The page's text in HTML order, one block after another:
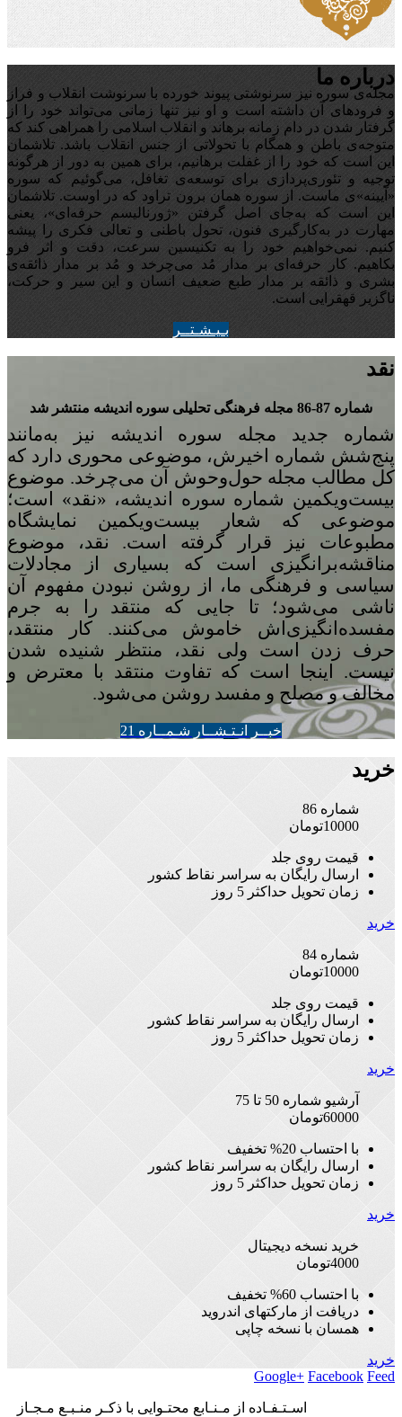
درباره ما
مجله‌ی سوره نیز سرنوشتی پیوند خورده با سرنوشت انقلاب و فراز
و فرودهای آن داشته است و او نیز تنها زمانی می‌تواند خود را از
گرفتار شدن در دام زمانه برهاند و انقلاب اسلامی را همراهی کند که
متوجه‌ی باطن و همگام با تحولاتی از جنس انقلاب باشد. تلاشمان
این است که خود را از غفلت برهانیم، برای همین به دور از هرگونه
توجیه‌ و تئوری‌پردازی برای توسعه‌ی تغافل،‌ می‌گوئیم که سوره
«آیینه‌»ی ماست. از سوره همان برون تراود که در اوست. تلاشمان
این است که به‌جای اصل گرفتن «ژورنالیسم حرفه‌ای»، یعنی
مهارت در به‌کارگیری فنون، تحول باطنی و تعالی فکری را پیشه
کنیم. نمی‌خواهیم خود را به تکنیسین سرعت، دقت و اثر فرو
بکاهیم. کار حرفه‌ای بر مدار مُد می‌چرخد و مُد بر مدار ذائقه‌ی
بشری و ذائقه بر مدار طبع ضعیف انسان و این سیر و حرکت،
ناگزیر قهقرایی است.
بـيـشـتــر
نقد
شماره 87-86 مجله‌ فرهنگی تحلیلی سوره‌ اندیشه منتشر شد
شماره‌ جدید مجله سوره اندیشه نیز به‌مانند
پنجشش شماره‌ اخیرش، موضوعی محوری دارد که
کل مطالب مجله حول‌وحوش آن می‌چرخد. موضوع
بیست‌ویکمین شماره‌ سوره‌ اندیشه، «نقد» است؛
موضوعی که شعار بیست‌ویکمین نمایشگاه
مطبوعات نیز قرار گرفته است. نقد، موضوع
مناقشه‌برانگیزی است که بسیاری از مجادلات
سیاسی و فرهنگی ما، از روشن نبودن مفهوم آن
ناشی می‌شود؛ تا جایی که منتقد را به جرم
مفسده‌انگیزی‌اش خاموش می‌کنند. کار منتقد،
حرف زدن است ولی نقد، منتظر شنیده شدن
نیست. اینجا است که تفاوت منتقد با معترض و
مخالف و مصلح و مفسد روشن می‌شود.
خبــر انـتـشــار شـمــاره 21
خرید
شماره 86
10000تومان
قیمت روی جلد
ارسال رایگان به سراسر نقاط کشور
زمان تحویل حداکثر 5 روز
خرید
شماره 84
10000تومان
قیمت روی جلد
ارسال رایگان به سراسر نقاط کشور
زمان تحویل حداکثر 5 روز
خرید
آرشیو شماره 50 تا 75
60000تومان
با احتساب 20% تخفیف
ارسال رایگان به سراسر نقاط کشور
زمان تحویل حداکثر 5 روز
خرید
خرید نسخه دیجیتال
4000تومان
با احتساب 60% تخفیف
دریافت از مارکتهای اندروید
همسان با نسخه چاپی
خرید
Google+ Facebook Feed
اسـتـفـاده از مـنـابع محتـوایی با ذکـر منـبـع مـجـاز